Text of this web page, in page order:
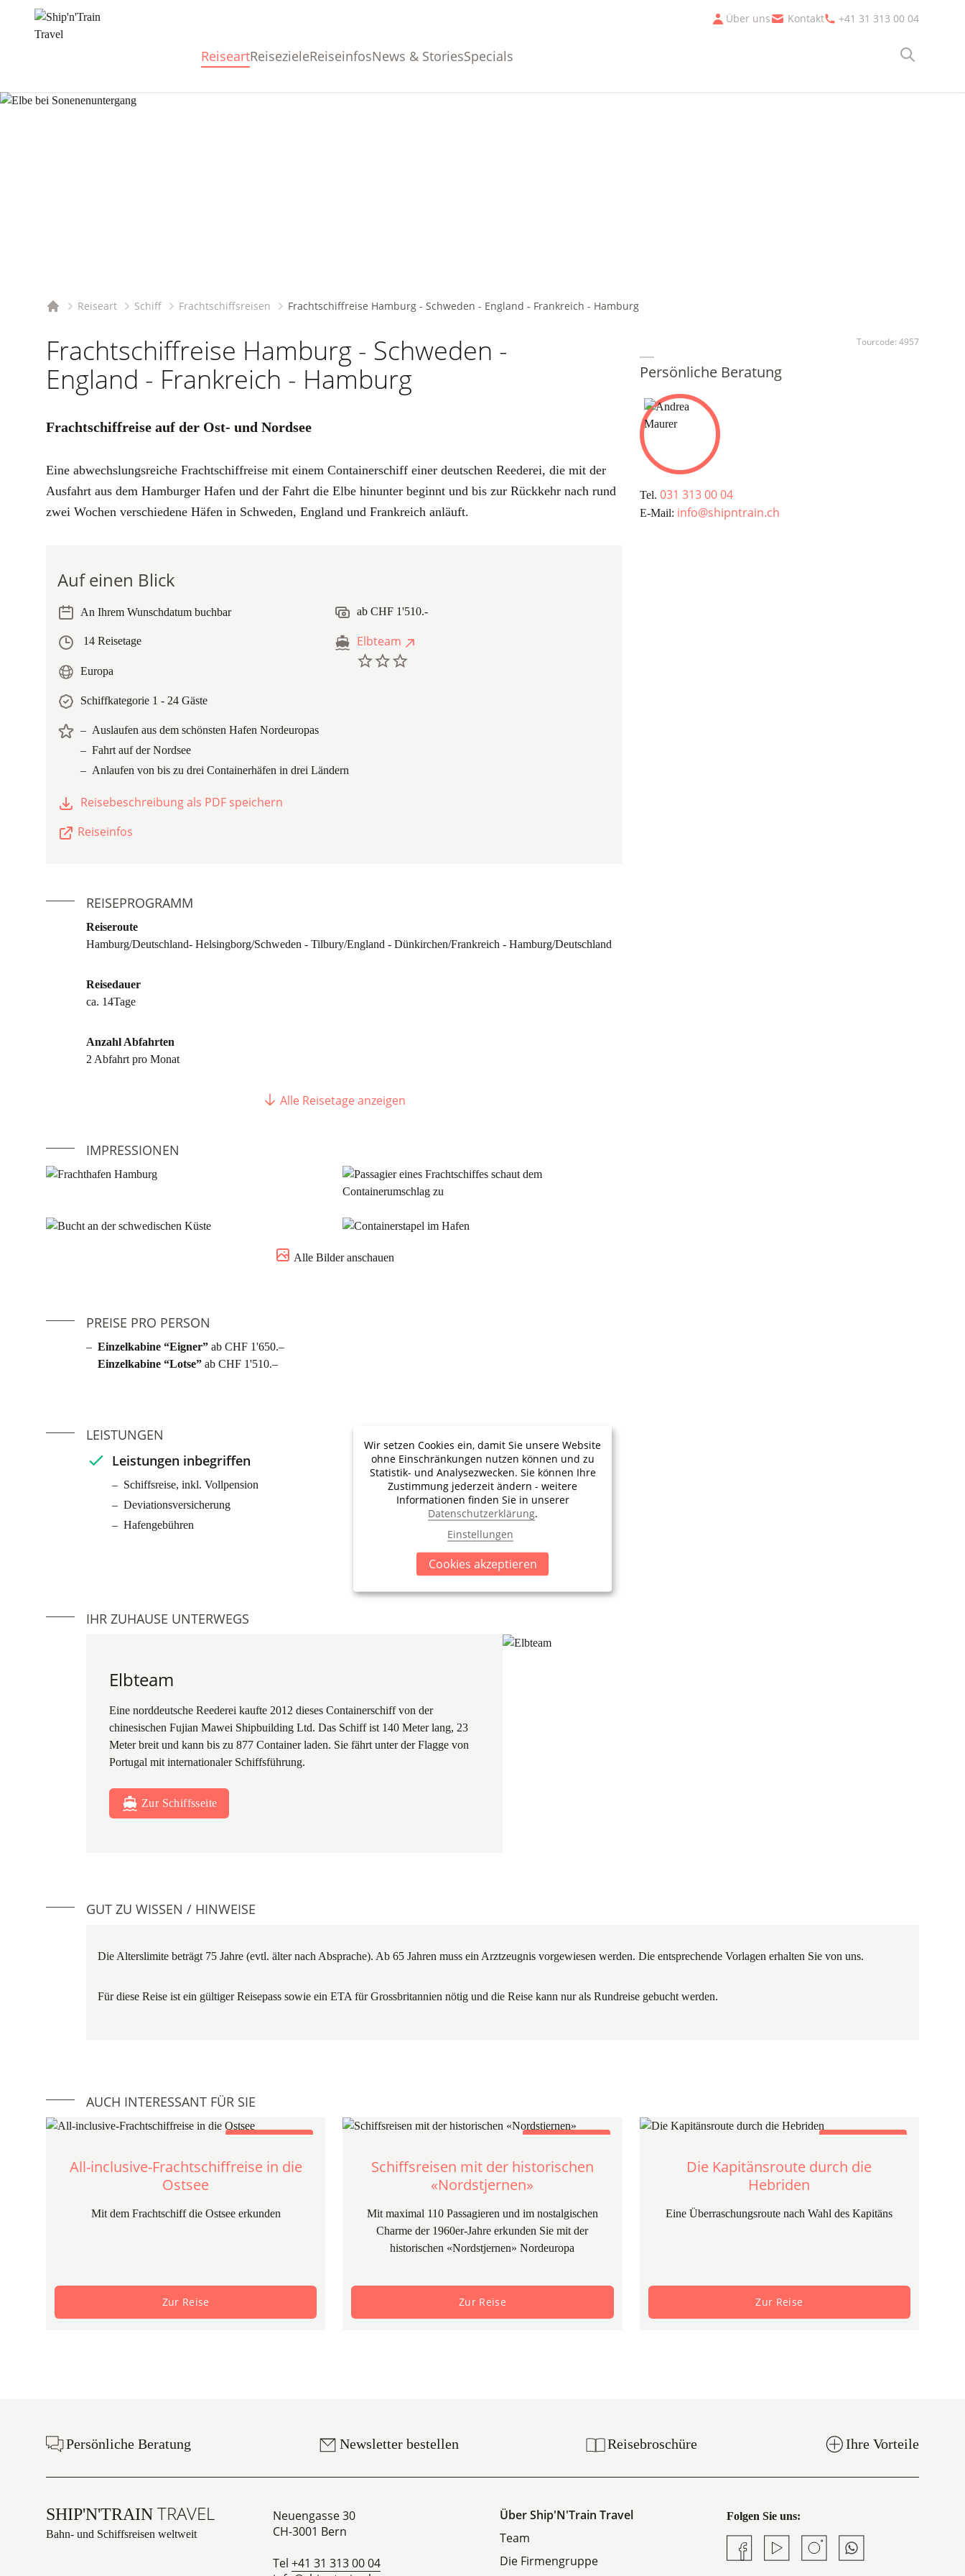
Über uns Kontakt +41 31 313 00 04
ReiseartReisezieleReiseinfosNews & StoriesSpecials Suche
Reiseart Schiff Frachtschiffsreisen Frachtschiffreise Hamburg - Schweden - England - Frankreich - Hamburg
Frachtschiffreise Hamburg - Schweden -
England - Frankreich - Hamburg
Frachtschiffreise auf der Ost- und Nordsee
Eine abwechslungsreiche Frachtschiffreise mit einem Containerschiff einer deutschen Reederei, die mit der
Ausfahrt aus dem Hamburger Hafen und der Fahrt die Elbe hinunter beginnt und bis zur Rückkehr nach rund
zwei Wochen verschiedene Häfen in Schweden, England und Frankreich anläuft.
Auf einen Blick
An Ihrem Wunschdatum buchbar
14 Reisetage
Europa
Schiffkategorie 1 - 24 Gäste
ab CHF 1'510.-
Elbteam
Auslaufen aus dem schönsten Hafen Nordeuropas
Fahrt auf der Nordsee
Anlaufen von bis zu drei Containerhäfen in drei Ländern
Reisebeschreibung als PDF speichern
Reiseinfos
REISEPROGRAMM
Reiseroute
Hamburg/Deutschland- Helsingborg/Schweden - Tilbury/England - Dünkirchen/Frankreich - Hamburg/Deutschland
Reisedauer
ca. 14Tage
Anzahl Abfahrten
2 Abfahrt pro Monat
Alle Reisetage anzeigen
IMPRESSIONEN
Alle Bilder anschauen
Tourcode: 4957
Persönliche Beratung
Tel. 031 313 00 04
E-Mail: info@shipntrain.ch
PREISE PRO PERSON
Einzelkabine “Eigner” ab CHF 1'650.–
Einzelkabine “Lotse” ab CHF 1'510.–
LEISTUNGEN
Leistungen inbegriffen
Schiffsreise, inkl. Vollpension
Deviationsversicherung
Hafengebühren
Leistungen nicht inbegriffen
An-/Rückreise zum Hafen
Versicherungen
IHR ZUHAUSE UNTERWEGS
Elbteam
Eine norddeutsche Reederei kaufte 2012 dieses Containerschiff von der
chinesischen Fujian Mawei Shipbuilding Ltd. Das Schiff ist 140 Meter lang, 23
Meter breit und kann bis zu 877 Container laden. Sie fährt unter der Flagge von
Portugal mit internationaler Schiffsführung.
Zur Schiffsseite
GUT ZU WISSEN / HINWEISE
Die Alterslimite beträgt 75 Jahre (evtl. älter nach Absprache). Ab 65 Jahren muss ein Arztzeugnis vorgewiesen werden. Die entsprechende Vorlagen erhalten Sie von uns.
Für diese Reise ist ein gültiger Reisepass sowie ein ETA für Grossbritannien nötig und die Reise kann nur als Rundreise gebucht werden.
AUCH INTERESSANT FÜR SIE
Ship'N'Train Travel
All-inclusive-Frachtschiffreise in die
Ostsee
Mit dem Frachtschiff die Ostsee erkunden
Zur Reise
Ship'N'Train Travel
Schiffsreisen mit der historischen
«Nordstjernen»
Mit maximal 110 Passagieren und im nostalgischen
Charme der 1960er-Jahre erkunden Sie mit der
historischen «Nordstjernen» Nordeuropa
Zur Reise
Ship'N'Train Travel
Die Kapitänsroute durch die
Hebriden
Eine Überraschungsroute nach Wahl des Kapitäns
Zur Reise
Persönliche Beratung Newsletter bestellen Reisebroschüre Ihre Vorteile
SHIP'N'TRAIN TRAVEL
Bahn- und Schiffsreisen weltweit
Neuengasse 30
CH-3001 Bern
Tel +41 31 313 00 04
Über Ship'N'Train Travel
Team
Die Firmengruppe
Folgen Sie uns:
Facebook YouTube Instagram Whatsapp
Wir setzen Cookies ein, damit Sie unsere Website
ohne Einschränkungen nutzen können und zu
Statistik- und Analysezwecken. Sie können Ihre
Zustimmung jederzeit ändern - weitere
Informationen finden Sie in unserer
Datenschutzerklärung.
Einstellungen
Cookies akzeptieren